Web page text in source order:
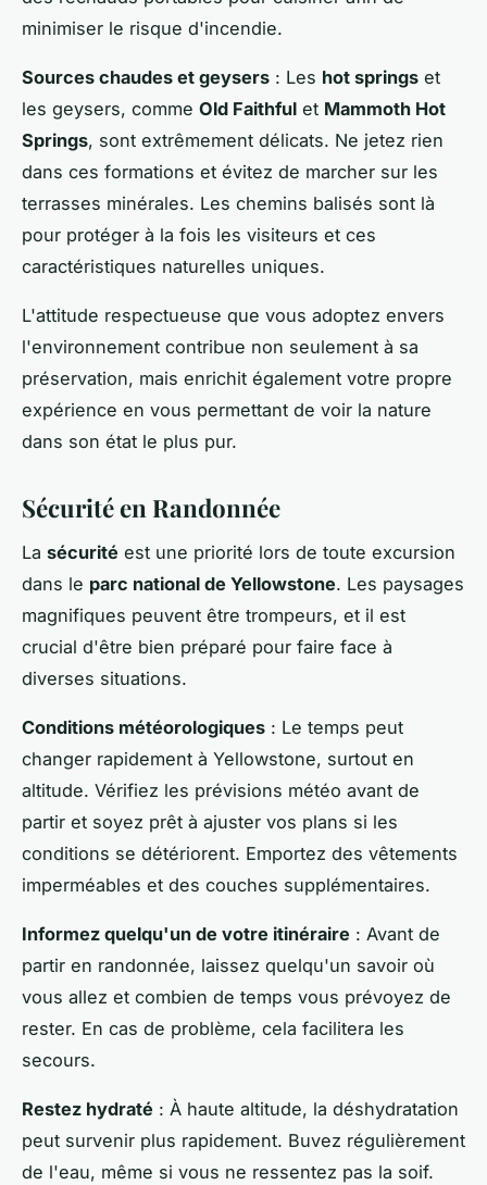
minimiser le risque d'incendie.
Sources chaudes et geysers : Les hot springs et
les geysers, comme Old Faithful et Mammoth Hot
Springs, sont extrêmement délicats. Ne jetez rien
dans ces formations et évitez de marcher sur les
terrasses minérales. Les chemins balisés sont là
pour protéger à la fois les visiteurs et ces
caractéristiques naturelles uniques.
L'attitude respectueuse que vous adoptez envers
l'environnement contribue non seulement à sa
préservation, mais enrichit également votre propre
expérience en vous permettant de voir la nature
dans son état le plus pur.
Sécurité en Randonnée
La sécurité est une priorité lors de toute excursion
dans le parc national de Yellowstone. Les paysages
magnifiques peuvent être trompeurs, et il est
crucial d'être bien préparé pour faire face à
diverses situations.
Conditions météorologiques : Le temps peut
changer rapidement à Yellowstone, surtout en
altitude. Vérifiez les prévisions météo avant de
partir et soyez prêt à ajuster vos plans si les
conditions se détériorent. Emportez des vêtements
imperméables et des couches supplémentaires.
Informez quelqu'un de votre itinéraire : Avant de
partir en randonnée, laissez quelqu'un savoir où
vous allez et combien de temps vous prévoyez de
rester. En cas de problème, cela facilitera les
secours.
Restez hydraté : À haute altitude, la déshydratation
peut survenir plus rapidement. Buvez régulièrement
de l'eau, même si vous ne ressentez pas la soif.